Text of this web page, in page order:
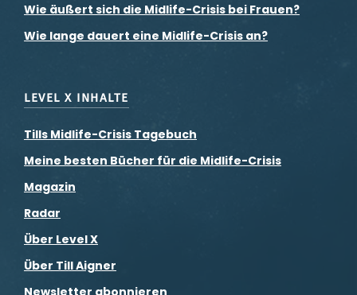
Wie äußert sich die Midlife-Crisis bei Frauen?
Wie lange dauert eine Midlife-Crisis an?
LEVEL X INHALTE
Tills Midlife-Crisis Tagebuch
Meine besten Bücher für die Midlife-Crisis
Magazin
Radar
Über Level X
Über Till Aigner